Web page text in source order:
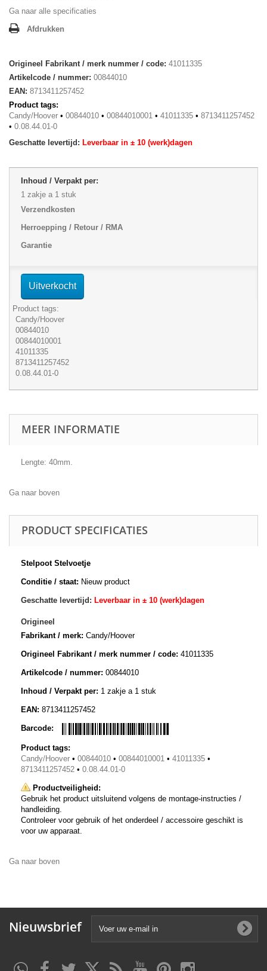
Ga naar alle specificaties
Afdrukken
Origineel Fabrikant / merk nummer / code: 41011335
Artikelcode / nummer: 00844010
EAN: 8713411257452
Product tags:
Candy/Hoover • 00844010 • 00844010001 • 41011335 • 8713411257452
• 0.08.44.01-0
Geschatte levertijd: Leverbaar in ± 10 (werk)dagen
Inhoud / Verpakt per:
1 zakje a 1 stuk
Verzendkosten
Herroepping / Retour / RMA
Garantie
Uitverkocht
Product tags:
Candy/Hoover
00844010
00844010001
41011335
8713411257452
0.08.44.01-0
MEER INFORMATIE
Lengte: 40mm.
Ga naar boven
PRODUCT SPECIFICATIES
Stelpoot Stelvoetje
Conditie / staat: Nieuw product
Geschatte levertijd: Leverbaar in ± 10 (werk)dagen
Origineel
Fabrikant / merk: Candy/Hoover
Origineel Fabrikant / merk nummer / code: 41011335
Artikelcode / nummer: 00844010
Inhoud / Verpakt per: 1 zakje a 1 stuk
EAN: 8713411257452
Barcode:
Product tags:
Candy/Hoover • 00844010 • 00844010001 • 41011335 •
8713411257452 • 0.08.44.01-0
Productveiligheid:
Gebruik het product uitsluitend volgens de montage-instructies /
handleiding.
Controleer voor gebruik of het onderdeel / accessoire geschikt is
voor uw apparaat.
Ga naar boven
Nieuwsbrief